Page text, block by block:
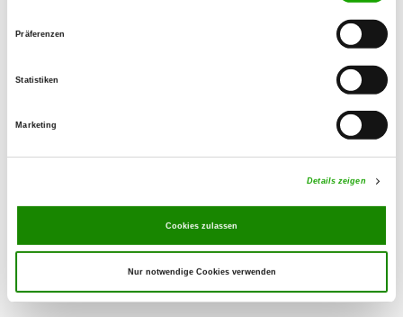
Präferenzen
Statistiken
Marketing
Details zeigen
Cookies zulassen
Nur notwendige Cookies verwenden
Details
Am Galgenberg
OG - Plauen-Echo e.V.
08525 Plauen